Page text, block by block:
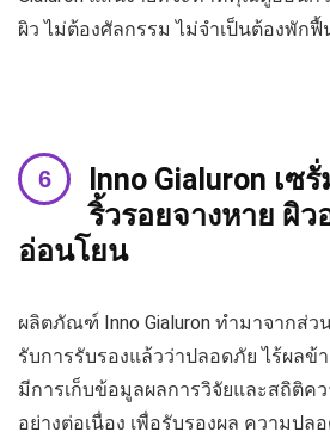
ผิว ไม่ต้องศัลกรรม ไม่จำเป็นต้องพักฟื้
Inno Gialuron เซ
ริ้วรอยจางหาย ผิว
อ่อนโยน
ผลิตภัณฑ์ Inno Gialuron ทำมาจากส่
รับการรับรองแล้วว่าปลอดภัย ไร้ผลข้า
มีการเก็บข้อมูลผลการวิจัยและสถิติค
อย่างต่อเนื่อง เพื่อรับรองผล ความป